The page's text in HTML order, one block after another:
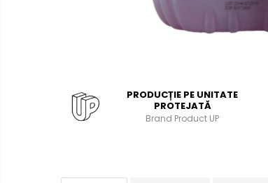
PRODUCȚIE PE UNITATE
PROTEJATĂ
Brand Product UP